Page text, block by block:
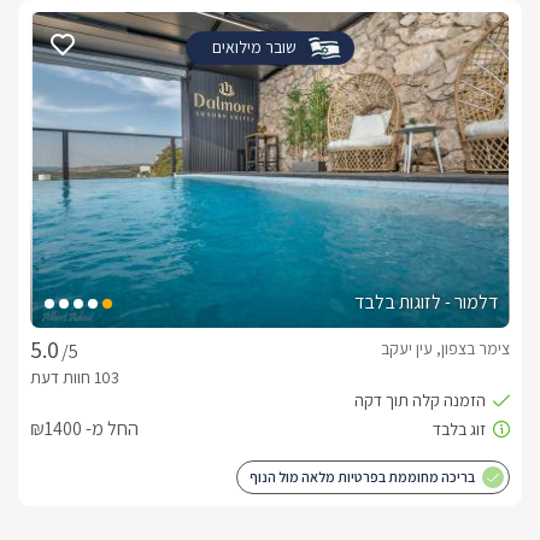
ישיבה מפוארת, מערכת קולנוע ביתית, קמין דו צדדי הפונה לסלון
ענק ומאובזר בכל העולה על דעתכם, מכונת אספרסו חדשה, בר
בריכת פסיפס יוקרתית מחוממת ומקורה באמצעות טכנולוגיה
לבחירתכם, ג'קוזי ספא זרמים ענק ומקורה, פינות ישיבה וקונכיות,
פונג.
דגשים על מקום האירוח
להשלמת חווית האירוח המושלמת כמו שסוויטת W שמה לנגד עיניה
בכל שעה. בנוסף ניתן להתפנק בעיסוי מקצועי בהזמנה מראש.
שובר מילואים
דלמור - לזוגות בלבד
/5
צימר בצפון, עין יעקב
החל מ- ₪1400
בריכה מחוממת בפרטיות מלאה מול הנוף